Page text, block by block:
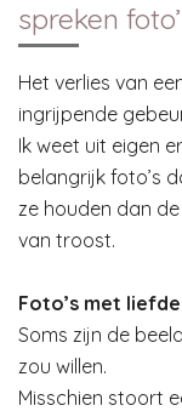
spreken
Het verlies van
ingrijpende
Ik weet uit eigen
belangrijk foto’s
ze houden dan
van troost.
Foto’s met
Soms zijn de
zou willen.
Misschien stoort